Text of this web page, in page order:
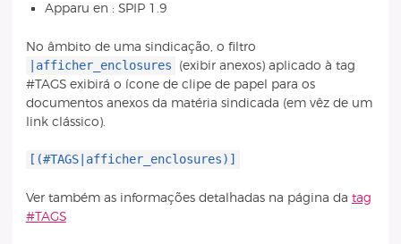
Apparu en : SPIP 1.9
No âmbito de uma sindicação, o filtro
|afficher_enclosures
(exibir anexos) aplicado à tag
#TAGS exibirá o ícone de clipe de papel para os
documentos anexos da matéria sindicada (em vêz de um
link clássico).
[(#TAGS|afficher_enclosures)]
Ver também as informações detalhadas na página da tag
#TAGS